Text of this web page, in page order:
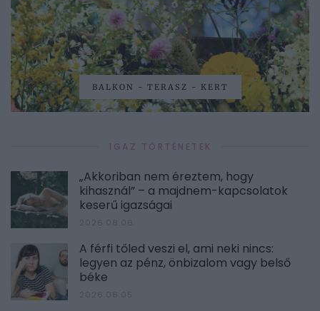
BALKON - TERASZ - KERT
IGAZ TÖRTÉNETEK
„Akkoriban nem éreztem, hogy
kihasznál” – a majdnem-kapcsolatok
keserű igazságai
A férfi tőled veszi el, ami neki nincs:
legyen az pénz, önbizalom vagy belső
béke